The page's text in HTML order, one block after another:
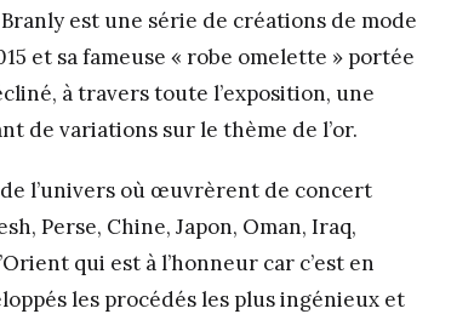
est une série de créations de mode
et sa fameuse « robe omelette » portée
à travers toute l’exposition, une
de variations sur le thème de l’or.
l’univers où œuvrèrent de concert
Perse, Chine, Japon, Oman, Iraq,
qui est à l’honneur car c’est en
les procédés les plus ingénieux et